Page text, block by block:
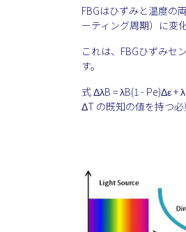
FBGはひずみと温度の
ーティング周期）に変
これは、FBGひずみセ
す。
式 ΔλB = λB(1 - Pe)Δε
ΔT の既知の値を持つ必